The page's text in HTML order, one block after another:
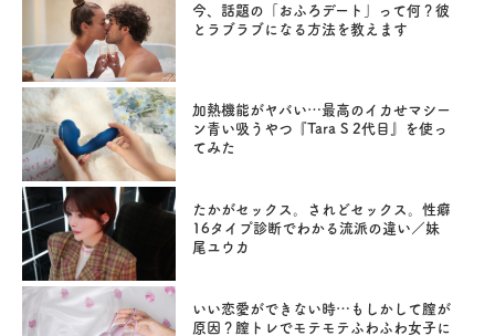
今、話題の「おふろデート」って何？彼
とラブラブになる方法を教えます
加熱機能がヤバい…最高のイカせマシー
ン青い吸うやつ『Tara S 2代目』を使っ
てみた
たかがセックス。されどセックス。性癖
16タイプ診断でわかる流派の違い／妹
尾ユウカ
いい恋愛ができない時…もしかして膣が
原因？膣トレでモテモテふわふわ女子に